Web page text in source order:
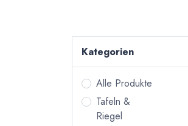
Kategorien
Alle Produkte
Tafeln &
Riegel